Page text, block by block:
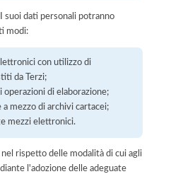
suoi dati personali potranno
modi:
con utilizzo di
da Terzi;
di elaborazione;
mezzo di archivi cartacei;
mezzi elettronici.
rispetto delle modalità di cui agli
l'adozione delle adeguate